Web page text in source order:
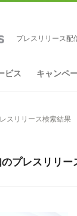
プレスリリース配
ビス キャンペ
スリリース検索結果
プレスリリー